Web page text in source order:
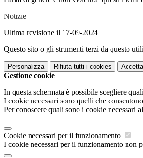
Notizie
Ultima revisione il 17-09-2024
Questo sito o gli strumenti terzi da questo
Personalizza Rifiuta tutti i cookies
Gestione cookie
In questa schermata è possibile scegliere
I cookie necessari sono quelli che
Per conoscere quali sono i cookie necessari
Cookie necessari per il funzionamento
I cookie necessari per il funzionamento non